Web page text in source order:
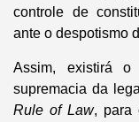
controle de
ante o despotismo
Assim, existirá
supremacia da
Rule of Law, para